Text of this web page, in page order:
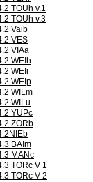
TOUh v.1
TOUh v.3
Vaib
VES
VIAa
WEIh
WEIi
WEIp
WILm
WILu
YUPc
ZORb
BAIm
MANc
TORc V 1
TORc V 2